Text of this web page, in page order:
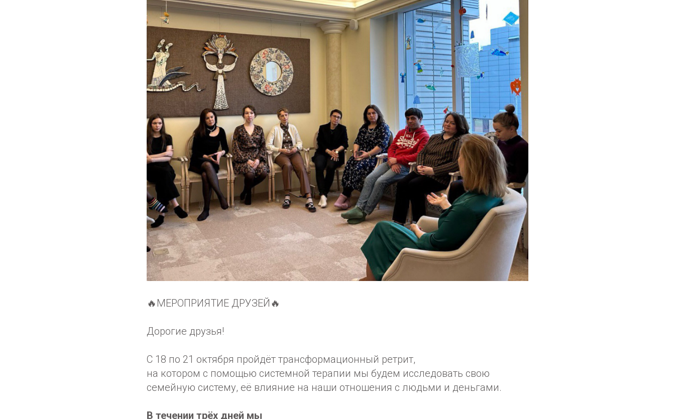
🔥МЕРОПРИЯТИЕ ДРУЗЕЙ🔥
Дорогие друзья!
С 18 по 21 октября пройдёт трансформационный ретрит,
на котором с помощью системной терапии мы будем исследовать свою
семейную систему, её влияние на наши отношения с людьми и деньгами.
В течении трёх дней мы